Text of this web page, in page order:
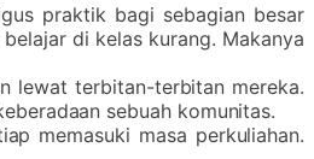
praktik bagi sebagian besar
di kelas kurang. Makanya
lewat terbitan-terbitan mereka.
sebuah komunitas.
memasuki masa perkuliahan.